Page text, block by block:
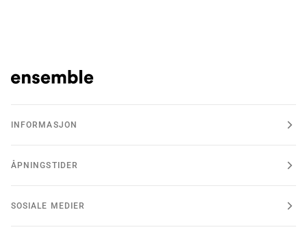
INFORMASJON
ÅPNINGSTIDER
SOSIALE MEDIER